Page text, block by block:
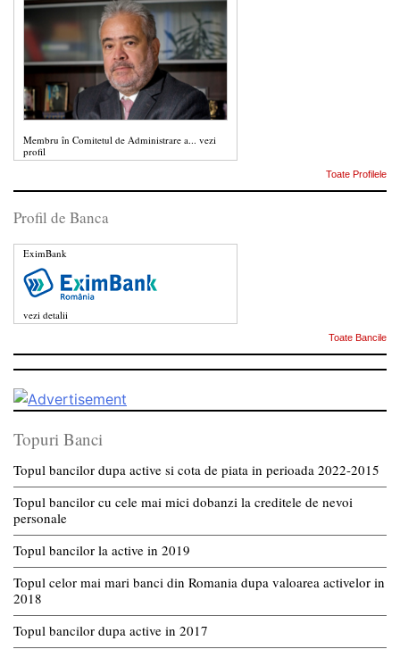
Membru în Comitetul de Administrare a... vezi
profil
Toate Profilele
Profil de Banca
EximBank
vezi detalii
Toate Bancile
Topuri Banci
Topul bancilor dupa active si cota de piata in perioada 2022-2015
Topul bancilor cu cele mai mici dobanzi la creditele de nevoi
personale
Topul bancilor la active in 2019
Topul celor mai mari banci din Romania dupa valoarea activelor in
2018
Topul bancilor dupa active in 2017